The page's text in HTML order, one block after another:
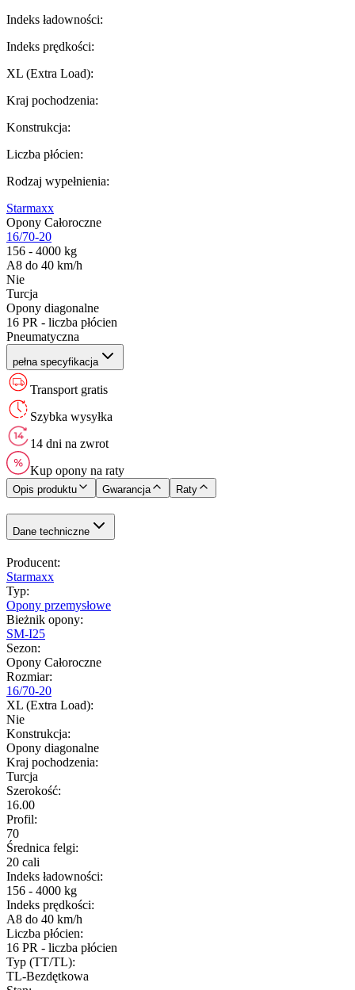
Indeks ładowności:
Indeks prędkości:
XL (Extra Load):
Kraj pochodzenia:
Konstrukcja:
Liczba płócien:
Rodzaj wypełnienia:
Starmaxx
Opony Całoroczne
16/70-20
156 - 4000 kg
A8 do 40 km/h
Nie
Turcja
Opony diagonalne
16 PR - liczba płócien
Pneumatyczna
pełna specyfikacja
Transport gratis
Szybka wysyłka
14 dni na zwrot
Kup opony na raty
Opis produktu Gwarancja Raty
Dane techniczne
Producent:
Starmaxx
Typ:
Opony przemysłowe
Bieżnik opony:
SM-I25
Sezon:
Opony Całoroczne
Rozmiar:
16/70-20
XL (Extra Load):
Nie
Konstrukcja:
Opony diagonalne
Kraj pochodzenia:
Turcja
Szerokość:
16.00
Profil:
70
Średnica felgi:
20 cali
Indeks ładowności:
156 - 4000 kg
Indeks prędkości:
A8 do 40 km/h
Liczba płócien:
16 PR - liczba płócien
Typ (TT/TL):
TL-Bezdętkowa